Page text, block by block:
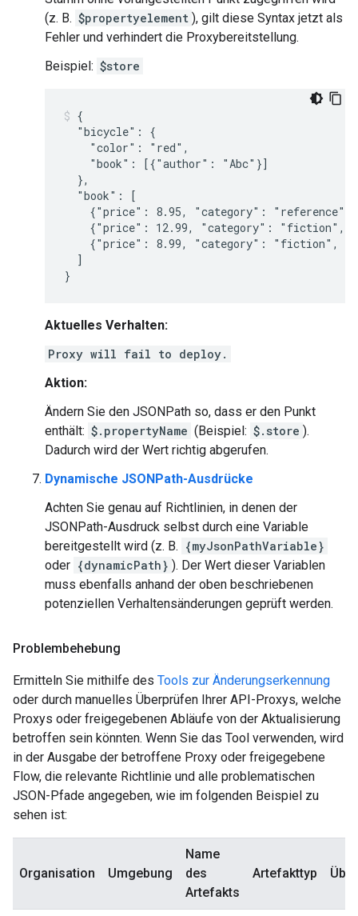
(z. B. $propertyelement ), gilt diese Syntax jetzt als
Fehler und verhindert die Proxybereitstellung.
Beispiel: $store
{
  "bicycle": {
    "color": "red",
    "book": [{"author": "Abc"}]
  },
  "book": [
{"price": 8.95, "category":
{"price": 12.99, "category": "fiction",
{"price": 8.99, "category": "fiction",
  ]
Aktuelles Verhalten:
Proxy will fail to deploy.
Aktion:
Ändern Sie den JSONPath so, dass er den Punkt
enthält: $.propertyName (Beispiel: $.store ).
Dadurch wird der Wert richtig abgerufen.
Dynamische JSONPath-Ausdrücke
Achten Sie genau auf Richtlinien, in denen der
JSONPath-Ausdruck selbst durch eine Variable
bereitgestellt wird (z. B. {myJsonPathVariable}
oder {dynamicPath} ). Der Wert dieser Variablen
muss ebenfalls anhand der oben beschriebenen
potenziellen Verhaltensänderungen geprüft werden.
Problembehebung
Ermitteln Sie mithilfe des Tools zur Änderungserkennung
oder durch manuelles Überprüfen Ihrer API-Proxys, welche
Proxys oder freigegebenen Abläufe von der Aktualisierung
betroffen sein könnten. Wenn Sie das Tool verwenden, wird
in der Ausgabe der betroffene Proxy oder freigegebene
Flow, die relevante Richtlinie und alle problematischen
JSON-Pfade angegeben, wie im folgenden Beispiel zu
sehen ist:
Organisation Umgebung
Name
des
Artefakts
Artefakttyp